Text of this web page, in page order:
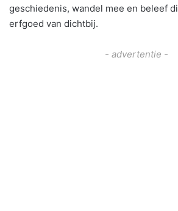
geschiedenis, wandel mee en beleef
erfgoed van dichtbij.
- advertentie -